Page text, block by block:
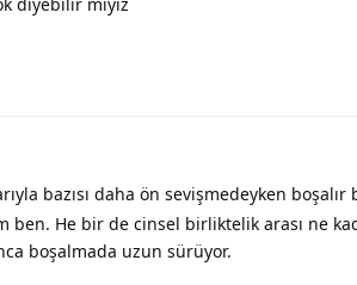
bazısı daha ön sevişmedeyken boşalır
ben. He bir de cinsel birliktelik arası ne
boşalmada uzun sürüyor.